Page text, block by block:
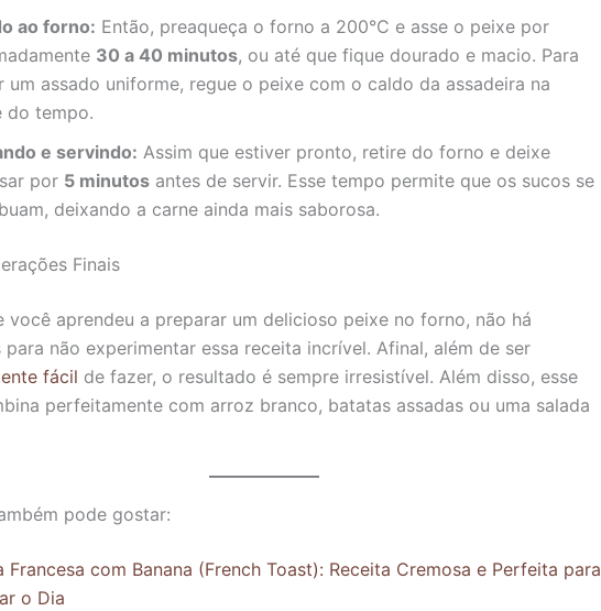
ao forno: Então, preaqueça o forno a 200°C e asse o peixe por
30 a 40 minutos, ou até que fique dourado e macio. Para
um assado uniforme, regue o peixe com o caldo da assadeira na
do tempo.
e servindo: Assim que estiver pronto, retire do forno e deixe
por 5 minutos antes de servir. Esse tempo permite que os sucos se
deixando a carne ainda mais saborosa.
Finais
você aprendeu a preparar um delicioso peixe no forno, não há
para não experimentar essa receita incrível. Afinal, além de ser
fácil de fazer, o resultado é sempre irresistível. Além disso, esse
perfeitamente com arroz branco, batatas assadas ou uma salada
pode gostar:
Francesa com Banana (French Toast): Receita Cremosa e Perfeita para
o Dia